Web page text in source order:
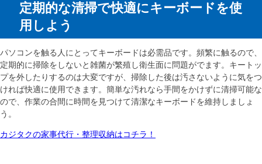
定期的な清掃で快適にキーボードを使
用しよう
パソコンを触る人にとってキーボードは必需品です。頻繁に触るので、
定期的に掃除をしないと雑菌が繁殖し衛生面に問題がでます。キートッ
プを外したりするのは大変ですが、掃除した後は汚さないように気をつ
ければ快適に使用できます。簡単な汚れなら手間をかけずに清掃可能な
ので、作業の合間に時間を見つけて清潔なキーボードを維持しましょ
う。
カジタクの家事代行・整理収納はコチラ！